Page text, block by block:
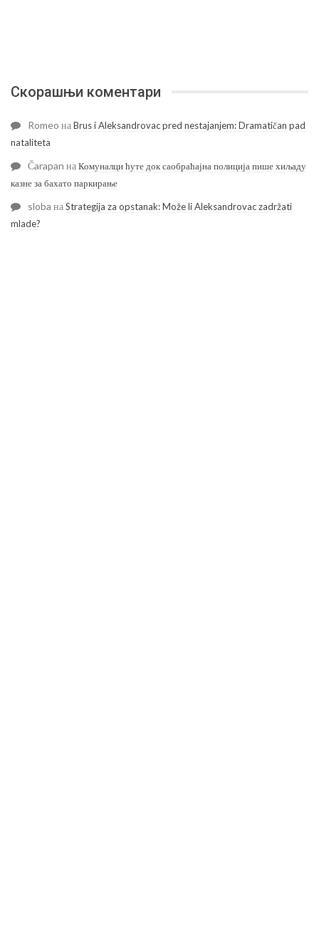
Скорашњи коментари
Romeo наBrus i Aleksandrovac pred nestajanjem: Dramatičan pad
nataliteta
Čarapan наКомуналци ћуте док саобраћајна полиција пише хиљаду
казне за бахато паркирање
sloba наStrategija za opstanak: Može li Aleksandrovac zadržati
mlade?